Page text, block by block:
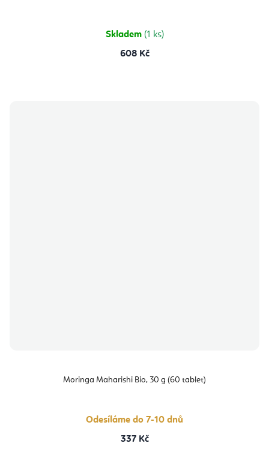
Skladem (1 ks)
608 Kč
Moringa Maharishi Bio, 30 g (60 tablet)
Odesíláme do 7-10 dnů
337 Kč